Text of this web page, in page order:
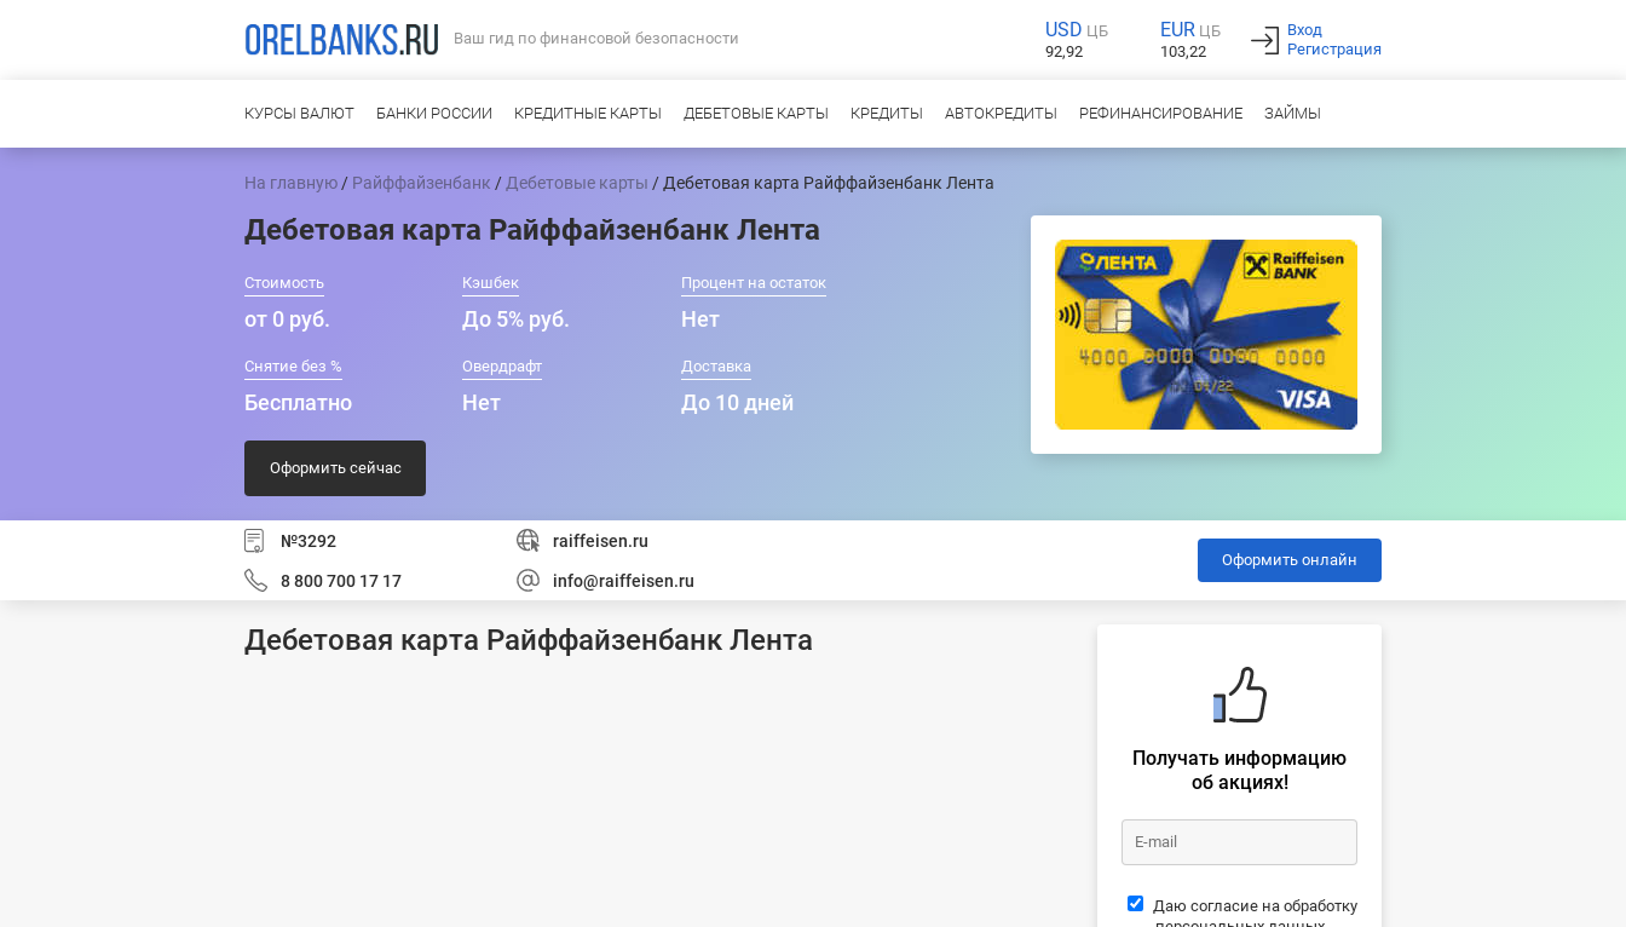
Ваш гид по финансовой безопасности USD ЦБ
92,92
EUR ЦБ
103,22
Вход
Регистрация
КУРСЫ ВАЛЮТ БАНКИ РОССИИ КРЕДИТНЫЕ КАРТЫ ДЕБЕТОВЫЕ КАРТЫ КРЕДИТЫ АВТОКРЕДИТЫ РЕФИНАНСИРОВАНИЕ ЗАЙМЫ
На главную / Райффайзенбанк / Дебетовые карты / Дебетовая карта Райффайзенбанк Лента
Дебетовая карта Райффайзенбанк Лента
Стоимость
от 0 руб.
Кэшбек
До 5% руб.
Процент на остаток
Нет
Снятие без %
Бесплатно
Овердрафт
Нет
Доставка
До 10 дней
Оформить сейчас
№3292 raiffeisen.ru
8 800 700 17 17 info@raiffeisen.ru
Оформить онлайн
Дебетовая карта Райффайзенбанк Лента
Получать информацию
об акциях!
Даю согласие на обработку